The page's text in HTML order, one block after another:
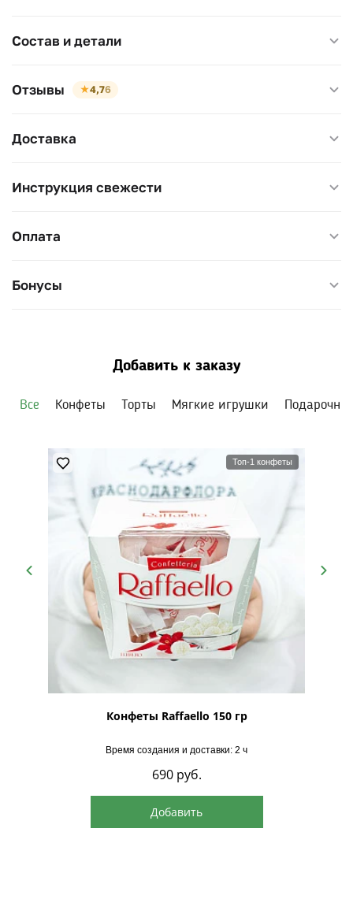
– 15 роз одного оттенка
сухой губки;
поводу.
композиции — 24–26 см.
Состав и детали
Отзывы ★4,76
Доставка
Инструкция свежести
Оплата
Бонусы
Добавить к заказу
Все Конфеты Торты Мягкие игрушки
Топ-1 конфеты
Конфеты Raffaello 150 гр
Время создания и доставки: 2 ч
690 руб.
Добавить